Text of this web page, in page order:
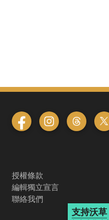
授權條款
編輯獨立宣言
聯絡我們
支持沃草